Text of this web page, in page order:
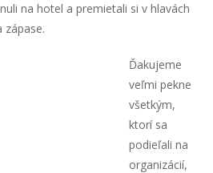
na hotel a premietali si v hlavách
zápase.
Ďakujeme
veľmi pekne
všetkým,
ktorí sa
podieľali na
organizácií,